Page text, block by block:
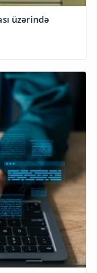
üzərində